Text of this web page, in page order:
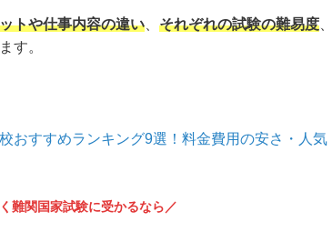
トや仕事内容の違い それぞれの試験の難易度
す。
おすすめランキング9選！料金費用の安さ・人気
難関国家試験に受かるなら